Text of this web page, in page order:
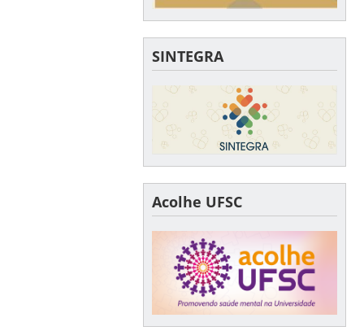
SINTEGRA
Acolhe UFSC